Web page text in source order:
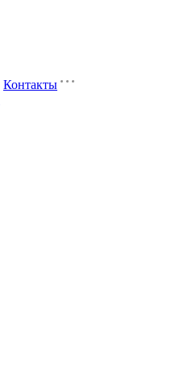
Контакты